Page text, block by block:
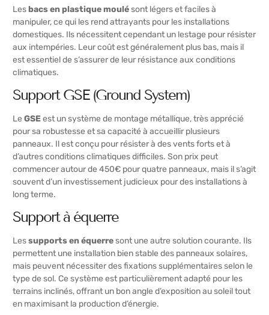
Lesbacs en plastique moulésont légers et faciles à
manipuler, ce qui les rend attrayants pour les installations
domestiques. Ils nécessitent cependant un lestage pour résister
aux intempéries. Leur coût est généralement plus bas, mais il
est essentiel de s’assurer de leur résistance aux conditions
climatiques.
Support GSE (Ground System)
Le GSEest un système de montage métallique, très apprécié
pour sa robustesse et sa capacité à accueillir plusieurs
panneaux. Il est conçu pour résister à des vents forts et à
d’autres conditions climatiques difficiles. Son prix peut
commencer autour de 450€ pour quatre panneaux, mais il s’agit
souvent d’un investissement judicieux pour des installations à
long terme.
Support à équerre
Lessupports en équerresont une autre solution courante. Ils
permettent une installation bien stable des panneaux solaires,
mais peuvent nécessiter des fixations supplémentaires selon le
type de sol. Ce système est particulièrement adapté pour les
terrains inclinés, offrant un bon angle d’exposition au soleil tout
en maximisant la production d’énergie.